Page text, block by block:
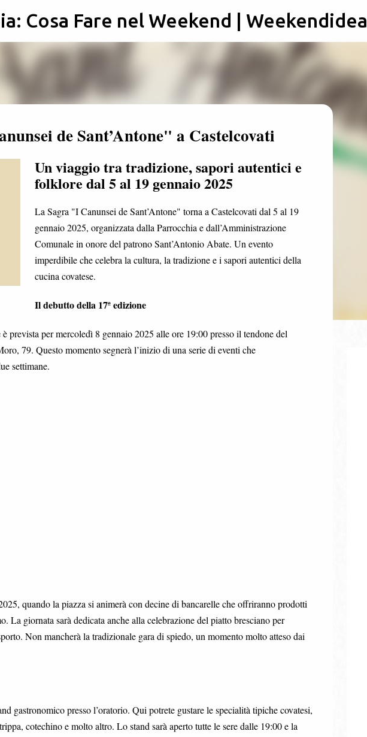
Passa ai contenuti principali
Cosa Fare nel Weekend | Weekendidea
de Sant’Antone" a Castelcovati
Un viaggio tra tradizione, sapori autentici e
folklore dal 5 al 19 gennaio 2025
La Sagra "I Canunsei de Sant’Antone" torna a Castelcovati dal 5 al 19
gennaio 2025, organizzata dalla Parrocchia e dall’Amministrazione
Comunale in onore del patrono Sant’Antonio Abate. Un evento
imperdibile che celebra la cultura, la tradizione e i sapori autentici della
cucina covatese.
Il debutto della 17ª edizione
prevista per mercoledì 8 gennaio 2025 alle ore 19:00 presso il tendone del
79. Questo momento segnerà l’inizio di una serie di eventi che
settimane.
quando la piazza si animerà con decine di bancarelle che offriranno prodotti
La giornata sarà dedicata anche alla celebrazione del piatto bresciano per
Non mancherà la tradizionale gara di spiedo, un momento molto atteso dai
gastronomico presso l’oratorio. Qui potrete gustare le specialità tipiche covatesi,
cotechino e molto altro. Lo stand sarà aperto tutte le sere dalle 19:00 e la